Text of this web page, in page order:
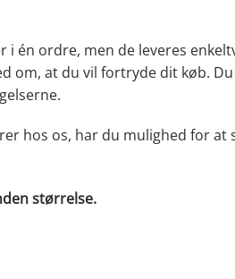
én ordre, men de leveres
om, at du vil fortryde dit køb.
hos os, har du mulighed for at
størrelse.